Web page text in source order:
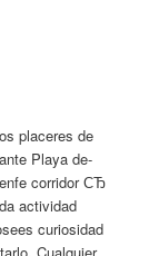
placeres de
Playa de-
corridor СЂ
actividad
curiosidad